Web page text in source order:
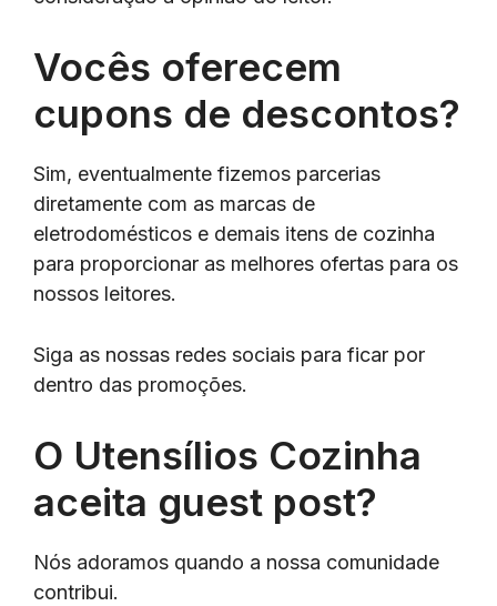
Vocês oferecem
cupons de descontos?
Sim, eventualmente fizemos parcerias
diretamente com as marcas de
eletrodomésticos e demais itens de cozinha
para proporcionar as melhores ofertas para os
nossos leitores.
Siga as nossas redes sociais para ficar por
dentro das promoções.
O Utensílios Cozinha
aceita guest post?
Nós adoramos quando a nossa comunidade
contribui.